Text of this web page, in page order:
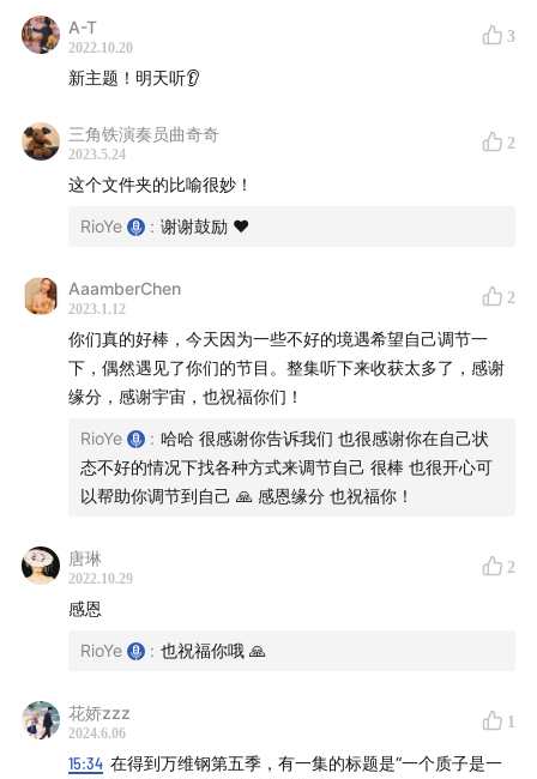
46:48有限的语言无法表达无限的「一体意识」
47:05拉玛那上师：静默的力量
48:06李嗣涔教授：「骗人骗几千年没意思」
48:46 Cen 和 Rio 的误区
49:40「解脱是你要跳出任何的知识」
50:37 我们怎么用局限的「本我」去理解无限的「一体
意识」？
脱。」
52:56
53:33 文件夹和桌面并不是对立的关系
54:55「今天就是用认知产生的虚像创造更多的虚像，
55:14 「三摩地」/「第四境地」是什么？
「你可以连通有形有相的世界和无形无相的世界」
如何「修道」？
59:12拉玛那上师的方式：「参究自我」
1:02:34「你在害怕什么？」「是谁在害怕？」
1:04:12是你挡住了自己，觉得大象就是一根绳子
A-T
2022.10.20
3
新主题！明天听👂
三角铁演奏员曲奇奇
2023.5.24
2
这个文件夹的比喻很妙！
RioYe : 谢谢鼓励 ❤️
AaamberChen
2023.1.12
2
你们真的好棒，今天因为一些不好的境遇希望自己调节一
下，偶然遇见了你们的节目。整集听下来收获太多了，感谢
缘分，感谢宇宙，也祝福你们！
RioYe : 哈哈 很感谢你告诉我们 也很感谢你在自己状
态不好的情况下找各种方式来调节自己 很棒 也很开心可
以帮助你调节到自己 🙏 感恩缘分 也祝福你！
唐琳
2022.10.29
2
感恩
RioYe : 也祝福你哦 🙏
花娇zzz
2024.6.06
1
15:34 在得到万维钢第五季，有一集的标题是“一个质子是一